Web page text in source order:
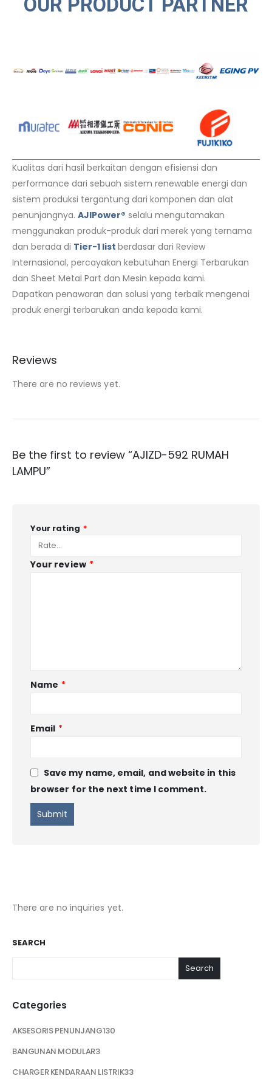
OUR PRODUCT PARTNER
Kualitas dari hasil berkaitan dengan efisiensi dan
performance dari sebuah sistem renewable energi dan
sistem produksi tergantung dari komponen dan alat
penunjangnya. AJIPower® selalu mengutamakan
menggunakan produk-produk dari merek yang ternama
dan berada di Tier-1 list berdasar dari Review
Internasional, percayakan kebutuhan Energi Terbarukan
dan Sheet Metal Part dan Mesin kepada kami.
Dapatkan penawaran dan solusi yang terbaik mengenai
produk energi terbarukan anda kepada kami.
Reviews
There are no reviews yet.
Be the first to review “AJIZD-592 RUMAH
LAMPU”
Your rating *
Your review *
Name *
Email *
Save my name, email, and website in this
browser for the next time I comment.
There are no inquiries yet.
SEARCH
Search
Categories
AKSESORIS PENUNJANG130
BANGUNAN MODULAR3
CHARGER KENDARAAN LISTRIK33